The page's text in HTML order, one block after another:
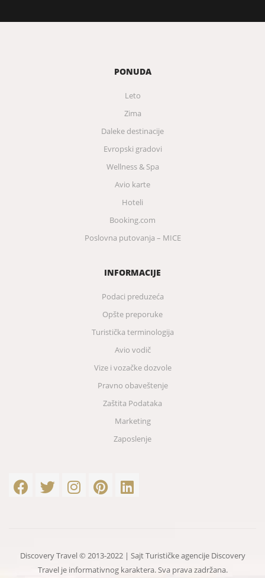
PONUDA
Leto
Zima
Daleke destinacije
Evropski gradovi
Wellness & Spa
Avio karte
Hoteli
Booking.com
Poslovna putovanja – MICE
INFORMACIJE
Podaci preduzeća
Opšte preporuke
Turistička terminologija
Avio vodič
Vize i vozačke dozvole
Pravno obaveštenje
Zaštita Podataka
Marketing
Zaposlenje
Discovery Travel © 2013-2022 | Sajt Turističke agencije Discovery
Travel je informativnog karaktera. Sva prava zadržana.